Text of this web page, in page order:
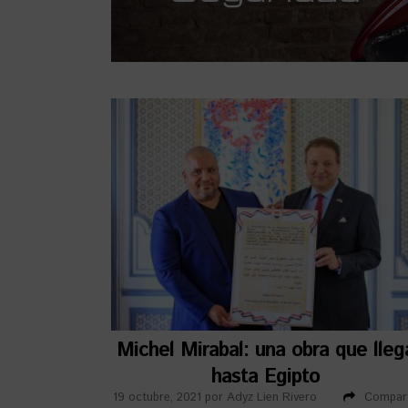
Michel Mirabal: una obra que
hasta Egipto
19 octubre, 2021 por Adyz Lien Rivero